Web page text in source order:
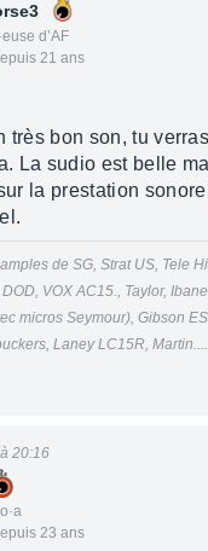
d’AF
21 ans
très bon son, tu
La sudio est belle
la prestation
de SG, Strat US, Tele
VOX AC15., Taylor,
micros Seymour), Gibson
Laney LC15R, Martin....
23 ans
20:16